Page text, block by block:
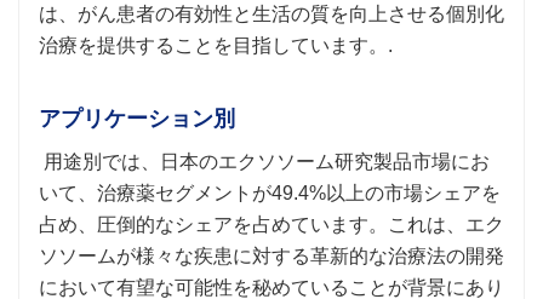
は、がん患者の有効性と生活の質を向上させる個別化
治療を提供することを目指しています。.
アプリケーション別
用途別では、日本のエクソソーム研究製品市場にお
いて、治療薬セグメントが49.4%以上の市場シェアを
占め、圧倒的なシェアを占めています。これは、エク
ソソームが様々な疾患に対する革新的な治療法の開発
において有望な可能性を秘めていることが背景にあり